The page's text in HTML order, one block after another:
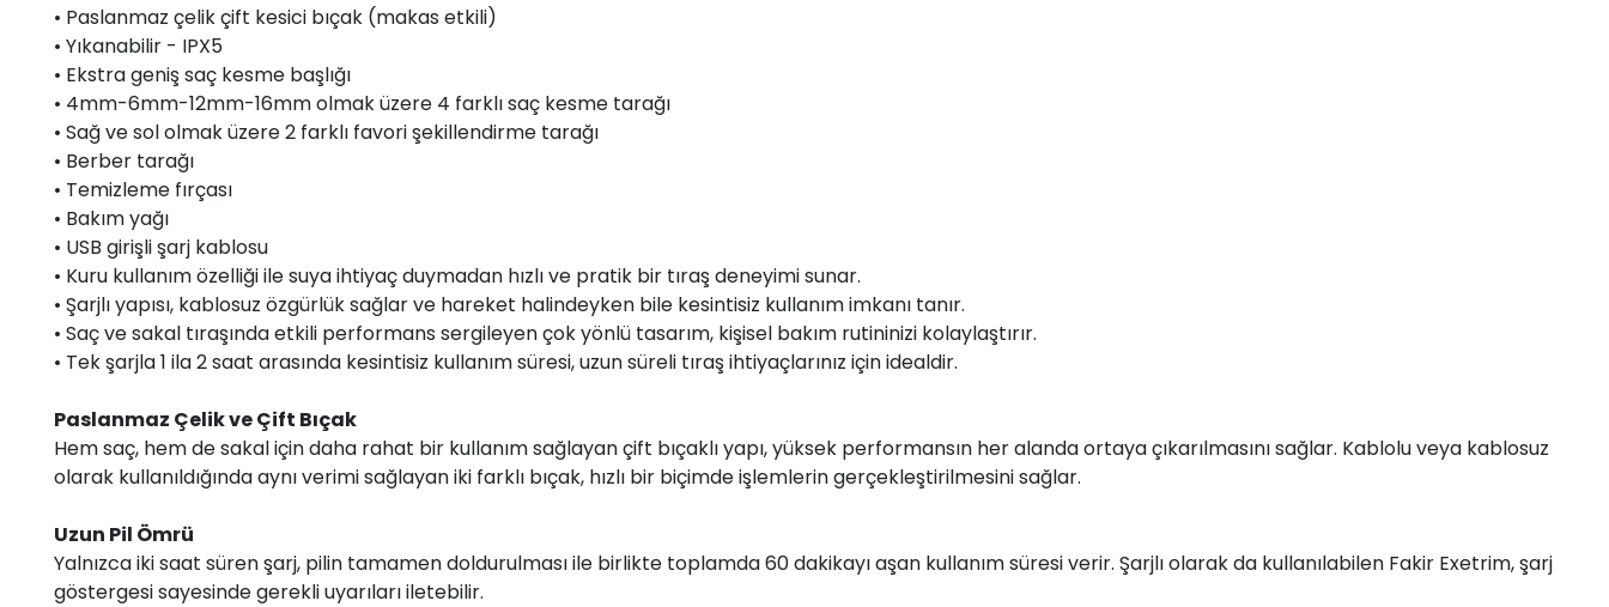
• Paslanmaz çelik çift kesici bıçak (makas etkili)
• Yıkanabilir - IPX5
• Ekstra geniş saç kesme başlığı
• 4mm-6mm-12mm-16mm olmak üzere 4 farklı saç kesme tarağı
• Sağ ve sol olmak üzere 2 farklı favori şekillendirme tarağı
• Berber tarağı
• Temizleme fırçası
• Bakım yağı
• USB girişli şarj kablosu
• Kuru kullanım özelliği ile suya ihtiyaç duymadan hızlı ve pratik bir tıraş deneyimi sunar.
• Şarjlı yapısı, kablosuz özgürlük sağlar ve hareket halindeyken bile kesintisiz kullanım imkanı tanır.
• Saç ve sakal tıraşında etkili performans sergileyen çok yönlü tasarım, kişisel bakım rutininizi kolaylaştırır.
• Tek şarjla 1 ila 2 saat arasında kesintisiz kullanım süresi, uzun süreli tıraş ihtiyaçlarınız için idealdir.
Paslanmaz Çelik ve Çift Bıçak
Hem saç, hem de sakal için daha rahat bir kullanım sağlayan çift bıçaklı yapı, yüksek performansın her alanda ortaya çıkarılmasını sağlar. Kablolu veya kablosuz
olarak kullanıldığında aynı verimi sağlayan iki farklı bıçak, hızlı bir biçimde işlemlerin gerçekleştirilmesini sağlar.
Uzun Pil Ömrü
Yalnızca iki saat süren şarj, pilin tamamen doldurulması ile birlikte toplamda 60 dakikayı aşan kullanım süresi verir. Şarjlı olarak da kullanılabilen Fakir Exetrim, şarj
göstergesi sayesinde gerekli uyarıları iletebilir.